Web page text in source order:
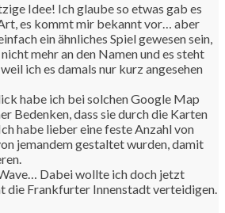
Idee! Ich glaube so etwas gab es
es kommt mir bekannt vor… aber
ein ähnliches Spiel gewesen sein,
mehr an den Namen und es steht
ich es damals nur kurz angesehen
habe ich bei solchen Google Map
Bedenken, dass sie durch die Karten
habe lieber eine feste Anzahl von
jemandem gestaltet wurden, damit
Dabei wollte ich doch jetzt
die Frankfurter Innenstadt verteidigen.